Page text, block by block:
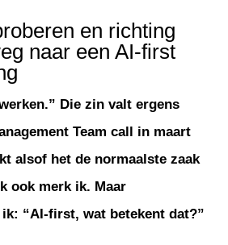
en richting
naar een AI-first
Die zin valt ergens
Team call in maart
alsof het de normaalste zaak
ook merk ik. Maar
“AI-first, wat betekent dat?”